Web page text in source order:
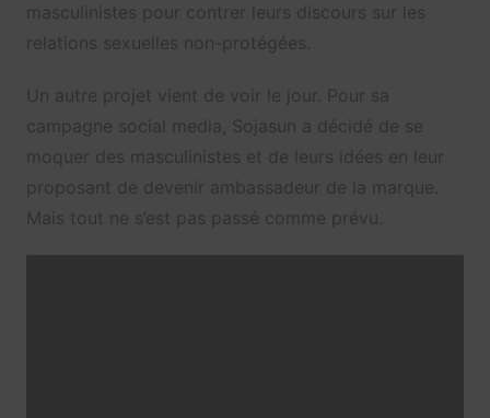
masculinistes pour contrer leurs discours sur les
relations sexuelles non-protégées.
Un autre projet vient de voir le jour. Pour sa
campagne social media, Sojasun a décidé de se
moquer des masculinistes et de leurs idées en leur
proposant de devenir ambassadeur de la marque.
Mais tout ne s’est pas passé comme prévu.